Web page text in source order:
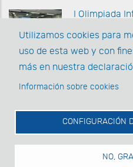
I Olimpiada
La EII posee
MARZO 1, 2022
Utilizamos cookies para
uso de esta web y con
más en nuestra
Información sobre cookies
CONFIGURACIÓN
NO,